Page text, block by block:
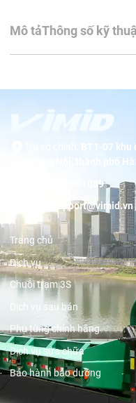
Mô tảThông số kỹ
BT1-07
Dương Nội, thành phố
19001089
support@vimid.vn
Trang chủ
Dịch vụ
Chuỗi trạm 3S
Dịch vụ sau bán
Phụ tùng chính hãng
Dịch vụ sửa chữa
Bảo hành bảo dưỡng